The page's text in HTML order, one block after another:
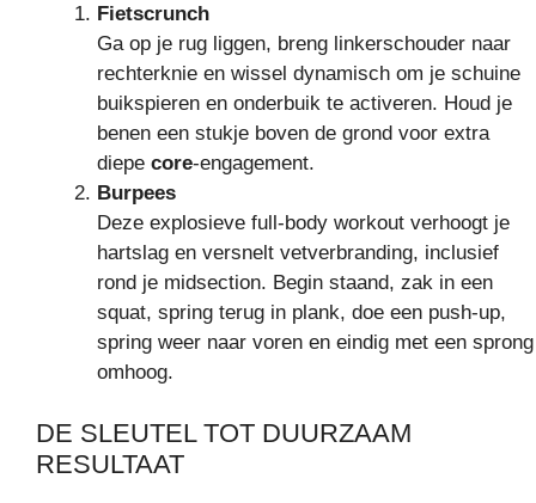
Fietscrunch
Ga op je rug liggen, breng linkerschouder naar
rechterknie en wissel dynamisch om je schuine
buikspieren en onderbuik te activeren. Houd je
benen een stukje boven de grond voor extra
diepe core-engagement.
Burpees
Deze explosieve full-body workout verhoogt je
hartslag en versnelt vetverbranding, inclusief
rond je midsection. Begin staand, zak in een
squat, spring terug in plank, doe een push-up,
spring weer naar voren en eindig met een sprong
omhoog.
DE SLEUTEL TOT DUURZAAM
RESULTAAT